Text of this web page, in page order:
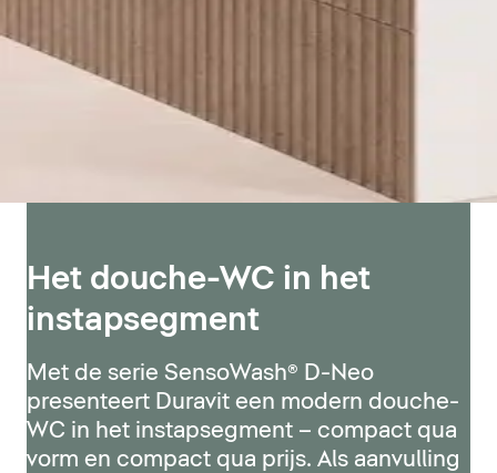
Het douche-WC in het
instapsegment
Met de serie SensoWash® D-Neo
presenteert Duravit een modern douche-
WC in het instapsegment – compact qua
vorm en compact qua prijs. Als aanvulling